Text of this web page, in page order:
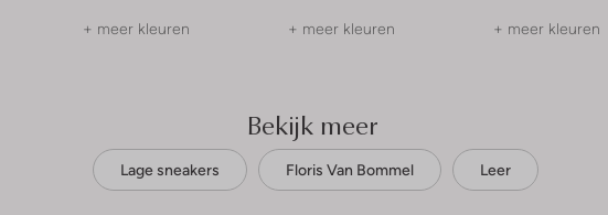
+ meer kleuren + meer kleuren + meer kleuren
Bekijk meer
Lage sneakers Floris Van Bommel Leer